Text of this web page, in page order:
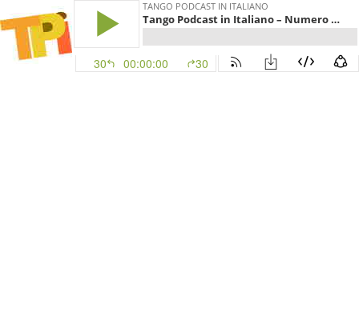
TANGO PODCAST IN ITALIANO
Tango Podcast in Italiano – Numero 440 – La musica popolare del Rio de la Plata V
30 00:00:00 30